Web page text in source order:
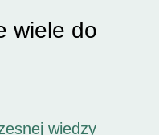
wiele do
wiedzy